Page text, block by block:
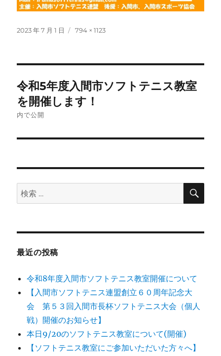
投
2023 年 7 月 1 日
フ
794 × 1123
稿
ナ
ビ
シ
令和5年度入間市ソフトテニス教室
を開催します！
内で公開
検
索:
検
最近の投稿
令和8年度入間市ソフトテニス教室開催について
【入間市ソフトテニス連盟創立６０周年記念大
会 第５３回入間市長杯ソフトテニス大会（個人
戦）開催のお知らせ】
本日9/20のソフトテニス教室について(開催)
【ソフトテニス教室にご参加いただいた方々へ】